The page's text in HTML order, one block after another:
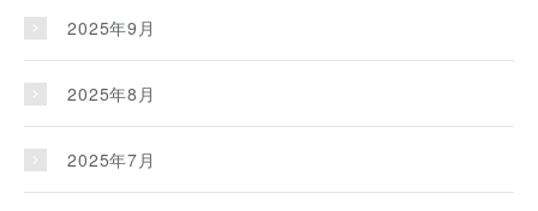
2025年9月
2025年8月
2025年7月